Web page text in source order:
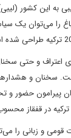
این کشور (لیبی)
را می‌توان یک
اعتراف و حتی
سخنان و
پیرامون حضور
در قفقاز
و زبانی را